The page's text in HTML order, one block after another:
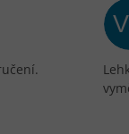
je 5 z 5